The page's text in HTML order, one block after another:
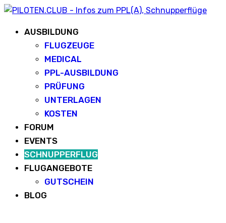
AUSBILDUNG
FLUGZEUGE
MEDICAL
PPL-AUSBILDUNG
PRÜFUNG
UNTERLAGEN
KOSTEN
FORUM
EVENTS
SCHNUPPERFLUG
FLUGANGEBOTE
GUTSCHEIN
BLOG